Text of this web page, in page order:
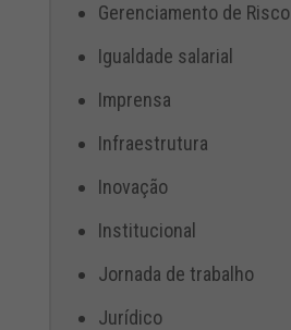
Gerenciamento de Risco
Igualdade salarial
Imprensa
Infraestrutura
Inovação
Institucional
Jornada de trabalho
Jurídico